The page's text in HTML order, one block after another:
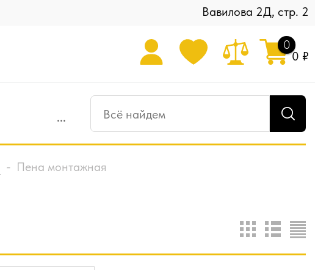
Вавилова 2Д, стр. 2
0
0 ₽
...
- Пена монтажная